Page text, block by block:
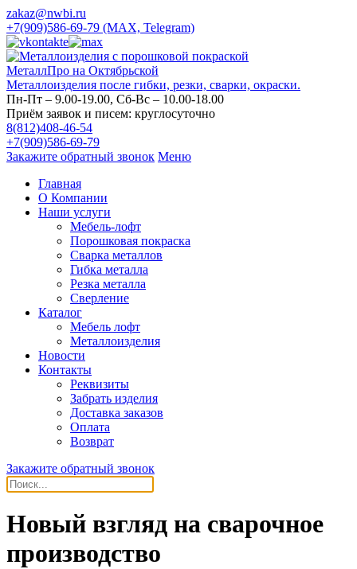
zakaz@nwbi.ru
+7(909)586-69-79 (MAX, Telegram)
МеталлПро на Октябрьской
Металлоизделия после гибки, резки, сварки, окраски.
Пн-Пт – 9.00-19.00, Сб-Вс – 10.00-18.00
Приём заявок и писем: круглосуточно
8(812)408-46-54
+7(909)586-69-79
Закажите обратный звонок Меню
Главная
О Компании
Наши услуги
Мебель-лофт
Порошковая покраска
Сварка металлов
Гибка металла
Резка металла
Сверление
Каталог
Мебель лофт
Металлоизделия
Новости
Контакты
Реквизиты
Забрать изделия
Доставка заказов
Оплата
Возврат
Закажите обратный звонок
Новый взгляд на сварочное
производство